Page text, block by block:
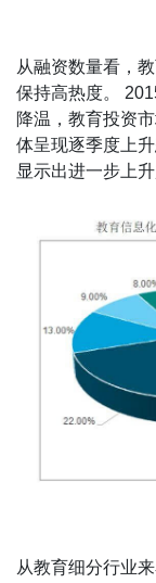
从融资数量看，
保持高热度。
降温，教育投资
体呈现逐季度上
显示出进一步上
从教育细分行业